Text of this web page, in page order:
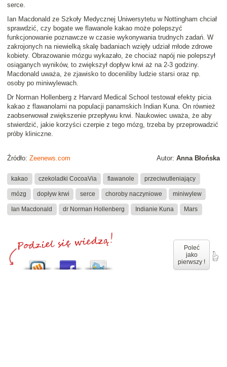
serce.
Ian Macdonald ze Szkoły Medycznej Uniwersytetu w Nottingham chciał
sprawdzić, czy bogate we flawanole kakao może polepszyć
funkcjonowanie poznawcze w czasie wykonywania trudnych zadań. W
zakrojonych na niewielką skalę badaniach wzięły udział młode zdrowe
kobiety. Obrazowanie mózgu wykazało, że chociaż napój nie polepszył
osiąganych wyników, to zwiększył dopływ krwi aż na 2-3 godziny.
Macdonald uważa, że zjawisko to doceniliby ludzie starsi oraz np.
osoby po miniwylewach.
Dr Norman Hollenberg z Harvard Medical School testował efekty picia
kakao z flawanolami na populacji panamskich Indian Kuna. On również
zaobserwował zwiększenie przepływu krwi. Naukowiec uważa, że aby
stwierdzić, jakie korzyści czerpie z tego mózg, trzeba by przeprowadzić
próby kliniczne.
Autor: Anna Błońska
Źródło: Zeenews.com
kakao czekoladki CocoaVia flawanole przeciwutleniający
mózg dopływ krwi serce choroby naczyniowe miniwylew
Ian Macdonald dr Norman Hollenberg Indianie Kuna Mars
Poleć
jako
pierwszy !